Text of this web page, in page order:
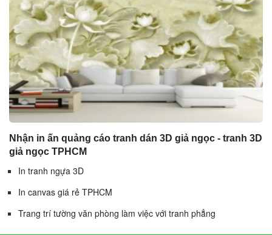
Nhận in ấn quảng cáo tranh dán 3D giả ngọc - tranh 3D
giả ngọc TPHCM
In tranh ngựa 3D
In canvas giá rẻ TPHCM
Trang trí tường văn phòng làm việc với tranh phẳng